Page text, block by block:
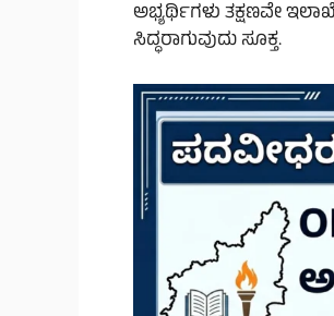
ಅಭ್ಯರ್ಥಿಗಳು ತಕ್ಷಣವೇ
ಸಿದ್ಧರಾಗುವುದು ಸೂಕ್ತ.